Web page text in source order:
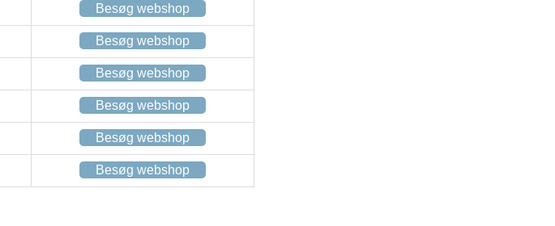
Besøg webshop
Besøg webshop
Besøg webshop
Besøg webshop
Besøg webshop
Besøg webshop